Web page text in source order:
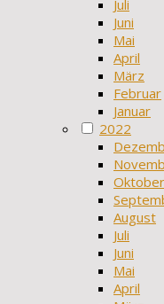
Juli
Juni
Mai
April
März
Februar
Januar
2022
Oktober
August
Juli
Juni
Mai
April